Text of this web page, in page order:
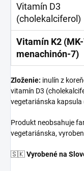
Vitamín D3
(cholekalciferol)
Vitamín K2
menachinón-7)
Zloženie: inulín z
vitamín D3
vegetariánska kapsula
Produkt neobsahuje
vegetariánska,
🇸🇰Vyrobené na